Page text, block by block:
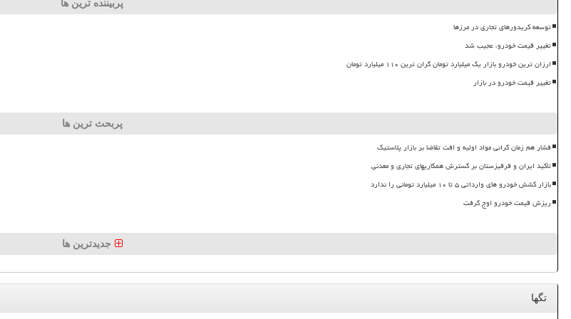
پربیننده ترین ها
توسعه کریدورهای تجاری در مرزها
تغییر قیمت خودرو، عجیب شد
ارزان ترین خودرو بازار یک میلیارد تومان گران ترین ۱۱۰ میلیارد تومان
تغییر قیمت خودرو در بازار
پربحث ترین ها
فشار هم زمان گرانی مواد اولیه و افت تقاضا بر بازار پلاستیک
تأکید ایران و قرقیزستان بر گسترش همکاریهای تجاری و معدنی
بازار کشش خودرو های وارداتی ۵ تا ۱۰ میلیارد تومانی را ندارد
ریزش قیمت خودرو اوج گرفت
جدیدترین ها
تگها